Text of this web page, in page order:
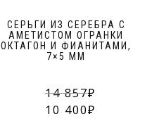
СЕРЬГИ ИЗ СЕРЕБРА С
АМЕТИСТОМ ОГРАНКИ
ОКТАГОН И ФИАНИТАМИ,
7×5 ММ
14 857
10 400